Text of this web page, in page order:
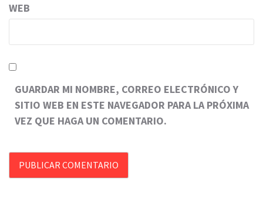
WEB
GUARDAR MI NOMBRE, CORREO ELECTRÓNICO Y
SITIO WEB EN ESTE NAVEGADOR PARA LA PRÓXIMA
VEZ QUE HAGA UN COMENTARIO.